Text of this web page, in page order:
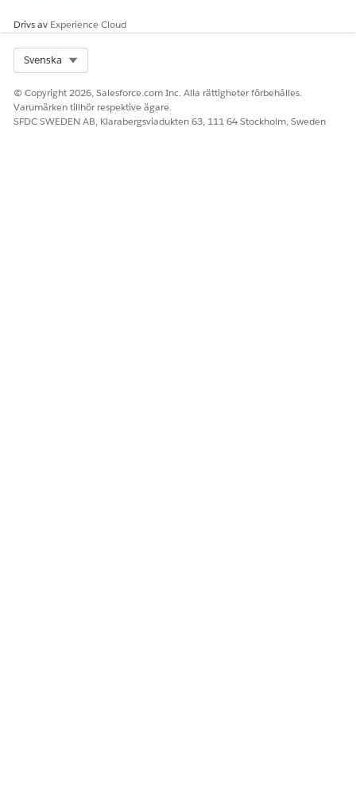
Salesforce-hjälpen: Återanvänd widgets mellan
instrumentpaneler och arbetsområden
LÖSTE DENNA ARTIKEL DITT PROBLEM?
Berätta för oss vad vi kan förbättra!
Drivs av Experience Cloud
Svenska
© Copyright 2026, Salesforce.com Inc. Alla rättigheter förbehålles.
Varumärken tillhör respektive ägare.
SFDC SWEDEN AB, Klarabergsviadukten 63, 111 64 Stockholm, Sweden